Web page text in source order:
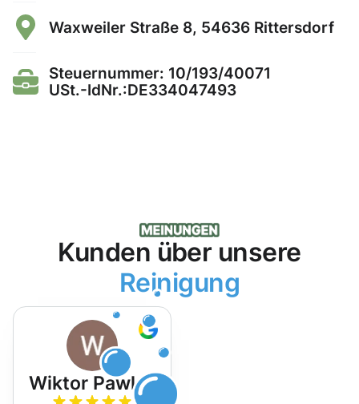
Waxweiler Straße 8, 54636 Rittersdorf
Steuernummer: 10/193/40071
USt.-IdNr.:DE334047493
Kunden über unsere
Reinigung
Wiktor Pawlak